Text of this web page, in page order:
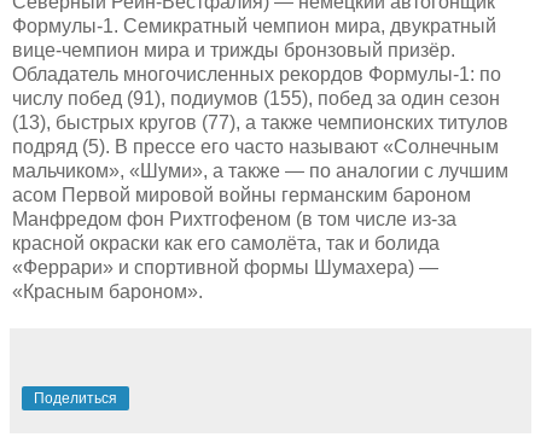
Формулы-1. Семикратный чемпион мира, двукратный
вице-чемпион мира и трижды бронзовый призёр.
Обладатель многочисленных рекордов Формулы-1: по
числу побед (91), подиумов (155), побед за один сезон
(13), быстрых кругов (77), а также чемпионских титулов
подряд (5). В прессе его часто называют «Солнечным
мальчиком», «Шуми», а также — по аналогии с лучшим
асом Первой мировой войны германским бароном
Манфредом фон Рихтгофеном (в том числе из-за
красной окраски как его самолёта, так и болида
«Феррари» и спортивной формы Шумахера) —
«Красным бароном».
Поделиться